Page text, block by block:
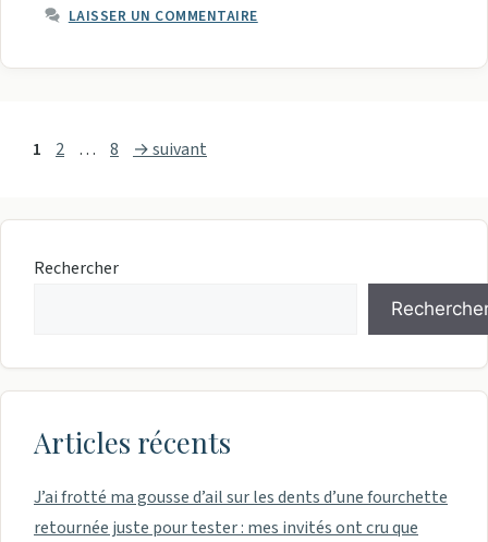
LAISSER UN COMMENTAIRE
Page
1 Page
2 … Page
8 →suivant
Rechercher
Articles récents
J’ai frotté ma gousse d’ail sur les dents d’une fourchette
retournée juste pour tester : mes invités ont cru que